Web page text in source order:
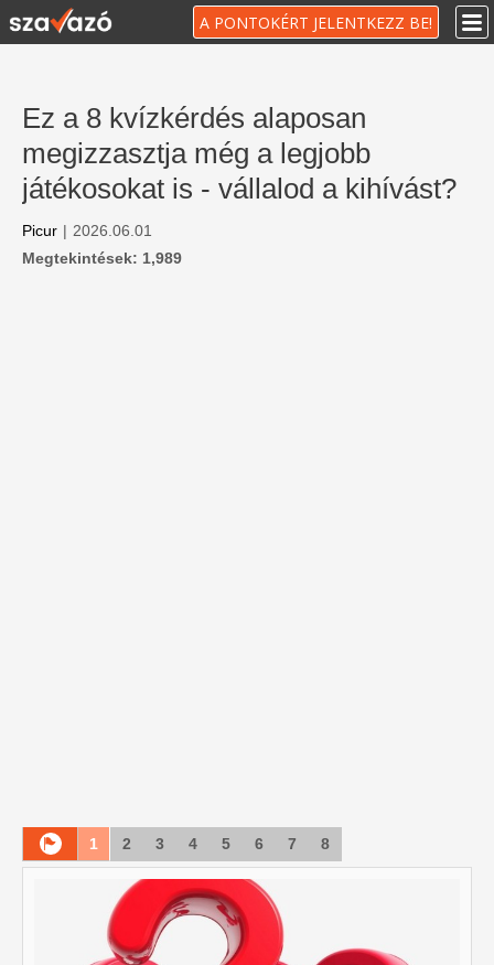
A PONTOKÉRT JELENTKEZZ BE!
Ez a 8 kvízkérdés alaposan
megizzasztja még a legjobb
játékosokat is - vállalod a kihívást?
Picur | 2026.06.01
Megtekintések: 1,989
1 2 3 4 5 6 7 8